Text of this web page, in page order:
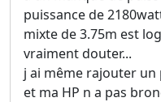
puissance de
mixte de 3.75m est
vraiment douter...
j ai même rajouter
et ma HP n a pas